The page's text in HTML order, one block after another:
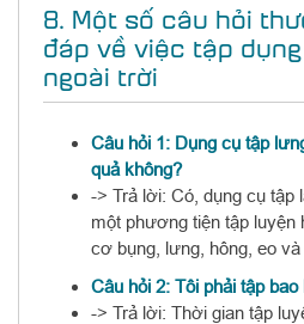
8. Một số câu hỏi
đáp về việc tập
ngoài trời
Câu hỏi 1: Dụng cụ tập
quả không?
-> Trả lời: Có, dụng cụ tập
một phương tiện tập luyện
cơ bụng, lưng, hông, eo và
Câu hỏi 2: Tôi phải tập
-> Trả lời: Thời gian tập